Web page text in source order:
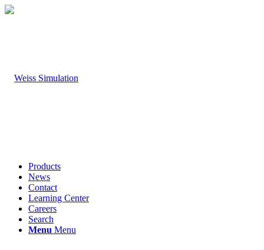
Products
News
Contact
Learning Center
Careers
Search
Menu Menu